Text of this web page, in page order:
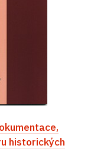
historických